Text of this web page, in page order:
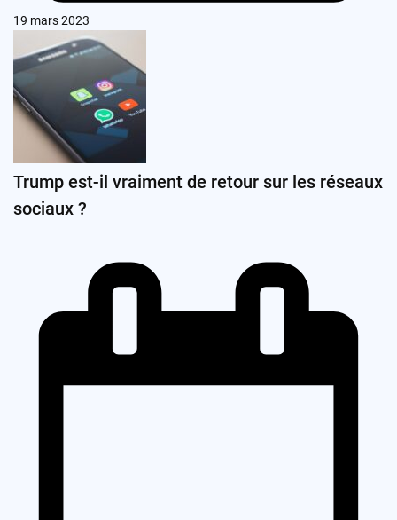
19 mars 2023
Trump est-il vraiment de retour sur les réseaux
sociaux ?